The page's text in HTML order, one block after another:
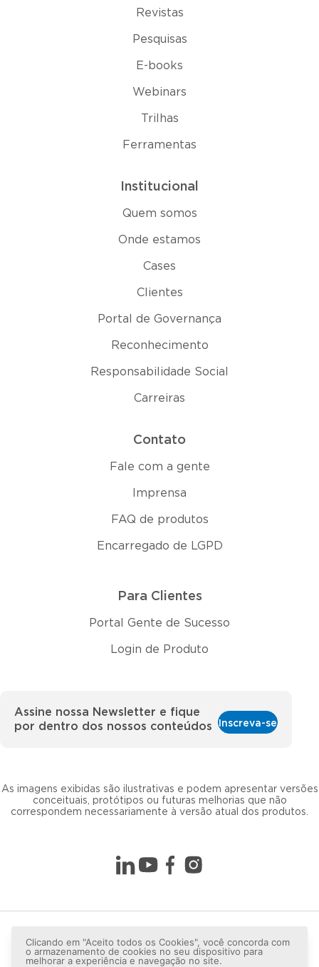
Revistas
Pesquisas
E-books
Webinars
Trilhas
Ferramentas
Institucional
Quem somos
Onde estamos
Cases
Clientes
Portal de Governança
Reconhecimento
Responsabilidade Social
Carreiras
Contato
Fale com a gente
Imprensa
FAQ de produtos
Encarregado de LGPD
Para Clientes
Portal Gente de Sucesso
Login de Produto
As imagens exibidas são ilustrativas e podem apresentar versões
conceituais, protótipos ou futuras melhorias que não
correspondem necessariamente à versão atual dos produtos.
Assine nossa Newsletter e fique
por dentro dos nossos conteúdos
Inscreva-se
Clicando em "Aceito todos os Cookies", você concorda com
o armazenamento de cookies no seu dispositivo para
melhorar a experiência e navegação no site.